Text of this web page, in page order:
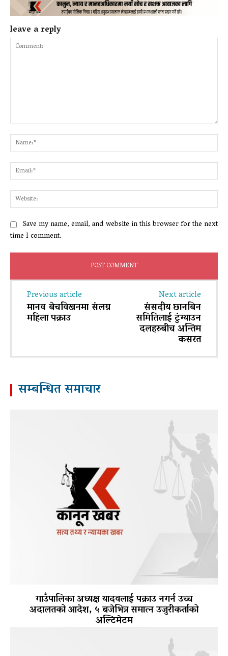
leave a reply
Save my name, email, and website in this browser for the next
time I comment.
Previous article
मानव बेचविखनमा संलग्न
महिला पक्राउ
Next article
संसदीय छानबिन
समितिलाई टुंग्याउन
दलहरुबीच अन्तिम
कसरत
सम्बन्धित समाचार
गाउँपालिका अध्यक्ष यादवलाई पक्राउ नगर्न उच्च
अदालतको आदेश, ५ बजेभित्र समात्न उजुरीकर्ताको
अल्टिमेटम